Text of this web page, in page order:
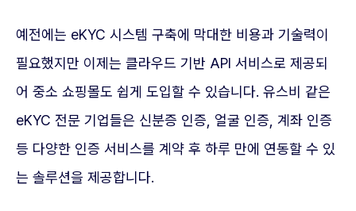
예전에는 eKYC 시스템 구축에 막대한 비용과 기술력이
필요했지만 이제는 클라우드 기반 API 서비스로 제공되
어 중소 쇼핑몰도 쉽게 도입할 수 있습니다. 유스비 같은
eKYC 전문 기업들은 신분증 인증, 얼굴 인증, 계좌 인증
등 다양한 인증 서비스를 계약 후 하루 만에 연동할 수 있
는 솔루션을 제공합니다.